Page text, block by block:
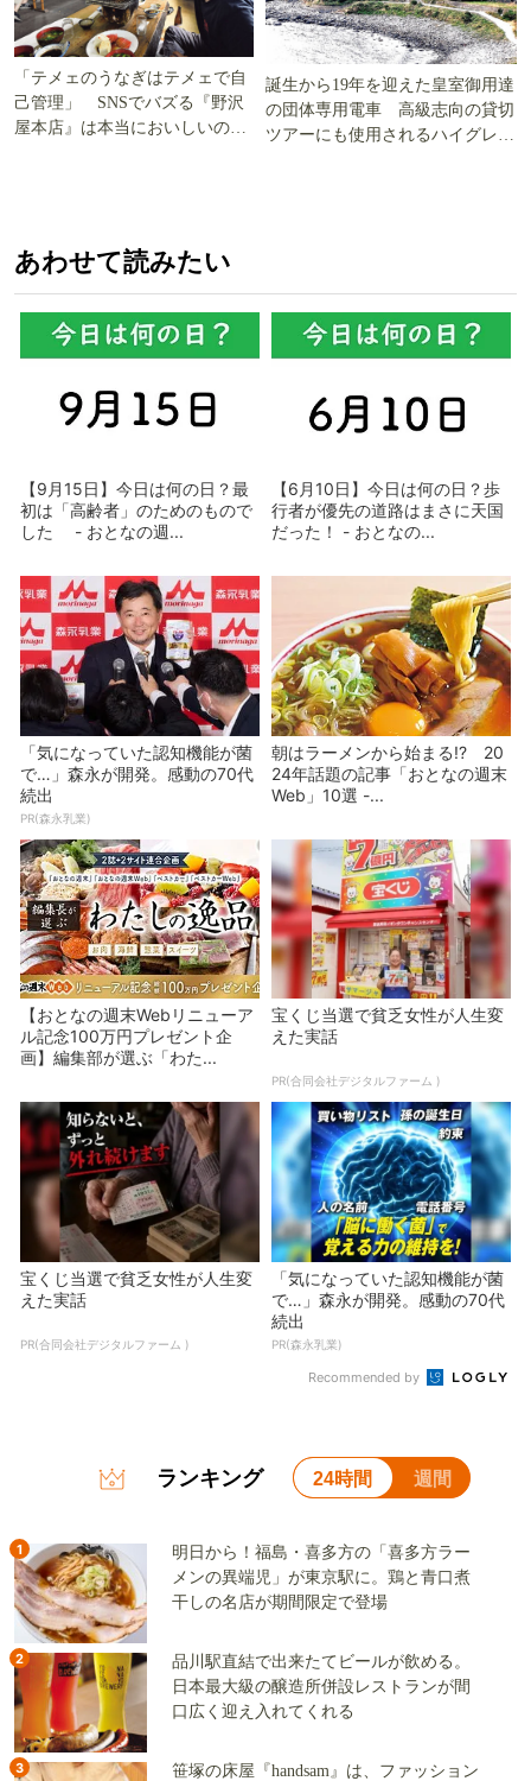
「テメェのうなぎはテメェで自
己管理」 SNSでバズる『野沢
屋本店』は本当においしいの
誕生から19年を迎えた皇室御用達
の団体専用電車 高級志向の貸切
ツアーにも使用されるハイグレー
あわせて読みたい
【9月15日】今日は何の日？最
初は「高齢者」のためのもので
した - おとなの週...
【6月10日】今日は何の日？歩
行者が優先の道路はまさに天国
だった！ - おとなの...
「気になっていた認知機能が菌
で…」森永が開発。感動の70代
続出
PR(森永乳業)
朝はラーメンから始まる!? 20
24年話題の記事「おとなの週末
Web」10選 -...
【おとなの週末Webリニューア
ル記念100万円プレゼント企
画】編集部が選ぶ「わた...
宝くじ当選で貧乏女性が人生変
えた実話
PR(合同会社デジタルファーム )
宝くじ当選で貧乏女性が人生変
えた実話
PR(合同会社デジタルファーム )
「気になっていた認知機能が菌
で…」森永が開発。感動の70代
続出
PR(森永乳業)
Recommended by
ランキング 24時間 週間
1
明日から！福島・喜多方の「喜多方ラー
メンの異端児」が東京駅に。鶏と青口煮
干しの名店が期間限定で登場
2
品川駅直結で出来たてビールが飲める。
日本最大級の醸造所併設レストランが間
口広く迎え入れてくれる
3
笹塚の床屋『handsam』は、ファッション